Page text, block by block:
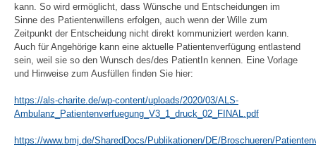
kann. So wird ermöglicht, dass Wünsche und Entscheidungen im
Sinne des Patientenwillens erfolgen, auch wenn der Wille zum
Zeitpunkt der Entscheidung nicht direkt kommuniziert werden kann.
Auch für Angehörige kann eine aktuelle Patientenverfügung entlastend
sein, weil sie so den Wunsch des/des PatientIn kennen. Eine Vorlage
und Hinweise zum Ausfüllen finden Sie hier:
https://als-charite.de/wp-content/uploads/2020/03/ALS-
Ambulanz_Patientenverfuegung_V3_1_druck_02_FINAL.pdf
https://www.bmj.de/SharedDocs/Publikationen/DE/Broschueren/